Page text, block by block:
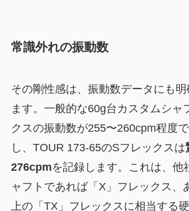
常識外れの振動数
その剛性感は、振動数データにも
ます。一般的な60g台カスタムシャ
クスの振動数が255〜260cpm程度
し、TOUR 173-65のSフレックスは
276cpmを記録します。これは、他
ャフトであれば「X」フレックス、
上の「TX」フレックスに相当する